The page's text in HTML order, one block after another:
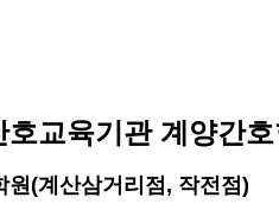
교육기관 계양간
원(계산삼거리점, 작전점)